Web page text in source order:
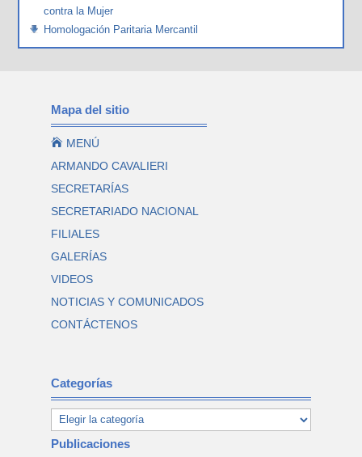
contra la Mujer
Homologación Paritaria Mercantil
Mapa del sitio
 MENÚ
ARMANDO CAVALIERI
SECRETARÍAS
SECRETARIADO NACIONAL
FILIALES
GALERÍAS
VIDEOS
NOTICIAS Y COMUNICADOS
CONTÁCTENOS
Categorías
Publicaciones